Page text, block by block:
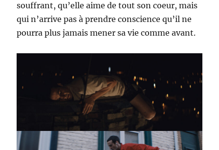
souffrant, qu’elle aime de tout son coeur, mais
qui n’arrive pas à prendre conscience qu’il ne
pourra plus jamais mener sa vie comme avant.